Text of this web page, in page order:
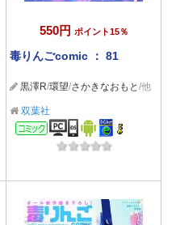
550円 ポイント15％
毒りんごcomic ： 81
黒澤R/環望/さかきなおもと /他
双葉社
コミック